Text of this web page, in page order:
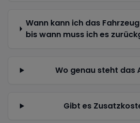
Wann kann ich das
bis wann muss ich es
Wo genau steht das
Gibt es